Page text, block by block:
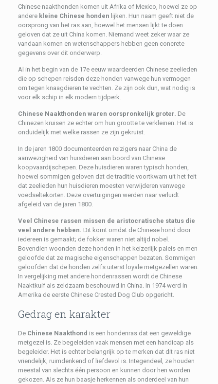
Chinese naakthonden komen uit Afrika of Mexico, hoewel ze op
andere kleine Chinese honden lijken. Hun naam geeft niet de
oorsprong van het ras aan, hoewel het mensen lijkt te doen
geloven dat ze uit China komen. Niemand weet zeker waar ze
vandaan komen en wetenschappers hebben geen concrete
gegevens over dit onderwerp.
Al in het begin van de 17e eeuw waardeerden Chinese zeelieden
die op schepen reisden deze honden vanwege hun vermogen
om tegen knaagdieren te vechten. Ze zijn ook dun, wat nodig is
voor elk schip in elk modern tijdperk.
Chinese Naakthonden waren oorspronkelijk groter. De
Chinezen kruisen ze echter om hun grootte te verkleinen. Het is
onduidelijk met welke rassen ze zijn gekruist.
In de jaren 1800 documenteerden reizigers naar China de
aanwezigheid van huisdieren aan boord van Chinese
koopvaardijschepen. Deze huisdieren waren typisch honden,
hoewel sommigen geloven dat de traditie voortkwam uit het feit
dat zeelieden hun huisdieren moesten verwijderen vanwege
voedseltekorten. Deze overtuigingen werden naar verluidt
afgeleid van de jaren 1800.
Veel Chinese rassen missen de aristocratische status die
veel andere hebben. Dit komt omdat de Chinese hond door
iedereen is gemaakt; de fokker waren niet altijd nobel.
Bovendien woonden deze honden in het keizerlijk paleis en men
geloofde dat ze magische eigenschappen bezaten. Sommigen
geloofden dat de honden zelfs uiterst loyale metgezellen waren.
In vergelijking met andere hondenrassen wordt de Chinese
Naaktkuif als zeldzaam beschouwd in China. In 1974 werd in
Amerika de eerste Chinese Crested Dog Club opgericht.
Gedrag en karakter
De Chinese Naakthond is een hondenras dat een geweldige
metgezel is. Ze begeleiden vaak mensen met een handicap als
begeleider. Het is echter belangrijk op te merken dat dit ras niet
vriendelijk, ruimdenkend of liefdevol is. Integendeel, ze houden
meestal van slechts één persoon en kunnen door hen worden
gekozen. Als ze hun baasje herkennen als onderdeel van hun